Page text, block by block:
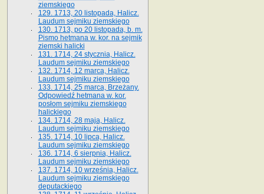
ziemskiego
129. 1713, 20 listopada, Halicz.
Laudum sejmiku ziemskiego
130. 1713, po 20 listopada, b. m.
Pismo hetmana w. kor. na sejmik
ziemski halicki
131. 1714, 24 stycznia, Halicz.
Laudum sejmiku ziemskiego
132. 1714, 12 marca, Halicz.
Laudum sejmiku ziemskiego
133. 1714, 25 marca, Brzeżany.
Odpowiedź hetmana w. kor.
posłom sejmiku ziemskiego
halickiego
134. 1714, 28 maja, Halicz.
Laudum sejmiku ziemskiego
135. 1714, 10 lipca, Halicz.
Laudum sejmiku ziemskiego
136. 1714, 6 sierpnia, Halicz.
Laudum sejmiku ziemskiego
137. 1714, 10 września, Halicz.
Laudum sejmiku ziemskiego
deputackiego